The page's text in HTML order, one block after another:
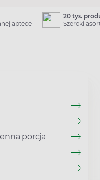
aptece
20 tys.
Szeroki
porcja